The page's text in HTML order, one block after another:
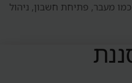
מעבר, פתיחת חשבון, ניהול